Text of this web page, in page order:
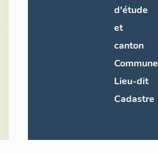
d'étude
et
canton
Commune
Lieu-dit
Cadastre